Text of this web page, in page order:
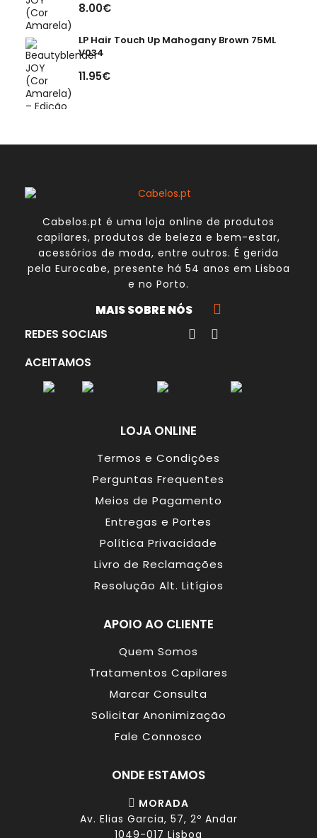
8.00€
LP Hair Touch Up Mahogany Brown 75ML
V034
11.95€
Cabelos.pt é uma loja online de produtos
capilares, produtos de beleza e bem-estar,
acessórios de moda, entre outros. É gerida
pela Eurocabe, presente há 54 anos em Lisboa
e no Porto.
MAIS SOBRE NÓS
REDES SOCIAIS
ACEITAMOS
LOJA ONLINE
Termos e Condições
Perguntas Frequentes
Meios de Pagamento
Entregas e Portes
Política Privacidade
Livro de Reclamações
Resolução Alt. Litígios
APOIO AO CLIENTE
Quem Somos
Tratamentos Capilares
Marcar Consulta
Solicitar Anonimização
Fale Connosco
ONDE ESTAMOS
MORADA
Av. Elias Garcia, 57, 2º Andar
1049-017 Lisboa